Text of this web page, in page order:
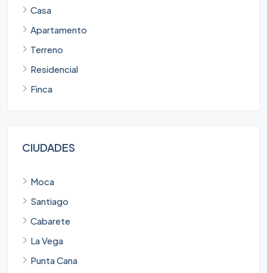
Casa
Apartamento
Terreno
Residencial
Finca
CIUDADES
Moca
Santiago
Cabarete
La Vega
Punta Cana